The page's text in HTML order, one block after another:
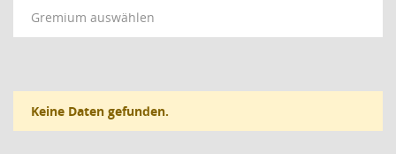
Gremium auswählen
Keine Daten gefunden.